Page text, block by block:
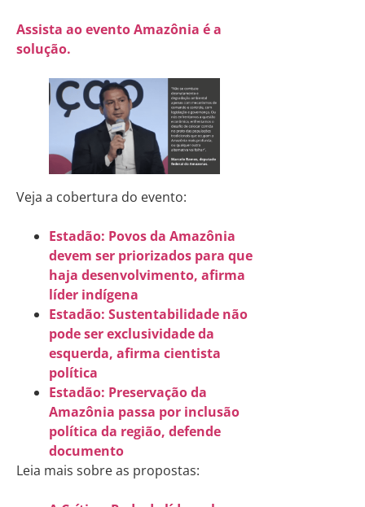
Assista ao evento Amazônia é a
solução.
Veja a cobertura do evento:
Estadão: Povos da Amazônia
devem ser priorizados para que
haja desenvolvimento, afirma
líder indígena
Estadão: Sustentabilidade não
pode ser exclusividade da
esquerda, afirma cientista
política
Estadão: Preservação da
Amazônia passa por inclusão
política da região, defende
documento
Leia mais sobre as propostas: